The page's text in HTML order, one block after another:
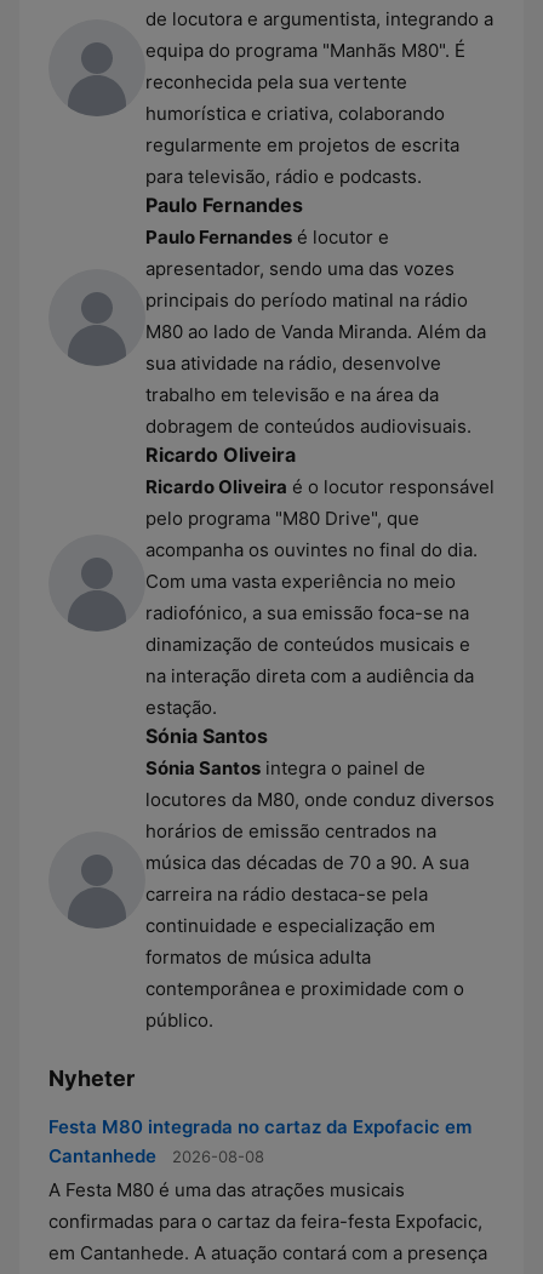
de locutora e argumentista, integrando a
equipa do programa "Manhãs M80". É
reconhecida pela sua vertente
humorística e criativa, colaborando
regularmente em projetos de escrita
para televisão, rádio e podcasts.
Paulo Fernandes
Paulo Fernandes é locutor e
apresentador, sendo uma das vozes
principais do período matinal na rádio
M80 ao lado de Vanda Miranda. Além da
sua atividade na rádio, desenvolve
trabalho em televisão e na área da
dobragem de conteúdos audiovisuais.
Ricardo Oliveira
Ricardo Oliveira é o locutor responsável
pelo programa "M80 Drive", que
acompanha os ouvintes no final do dia.
Com uma vasta experiência no meio
radiofónico, a sua emissão foca-se na
dinamização de conteúdos musicais e
na interação direta com a audiência da
estação.
Sónia Santos
Sónia Santos integra o painel de
locutores da M80, onde conduz diversos
horários de emissão centrados na
música das décadas de 70 a 90. A sua
carreira na rádio destaca-se pela
continuidade e especialização em
formatos de música adulta
contemporânea e proximidade com o
público.
Nyheter
Festa M80 integrada no cartaz da Expofacic em
Cantanhede
2026-08-08
A Festa M80 é uma das atrações musicais
confirmadas para o cartaz da feira-festa Expofacic,
em Cantanhede. A atuação contará com a presença